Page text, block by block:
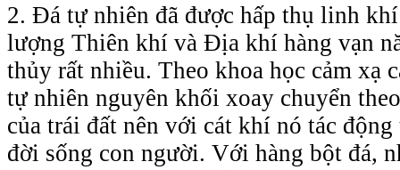
2. Đá tự nhiên đã được hấp thụ linh
lượng Thiên khí và Địa khí hàng vạn
thủy rất nhiều. Theo khoa học cảm xạ
tự nhiên nguyên khối xoay chuyển
của trái đất nên với cát khí nó tác
đời sống con người. Với hàng bột đá,